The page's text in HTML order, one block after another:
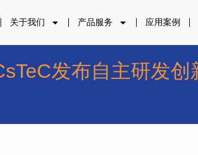
关于我们 产品服务 应用案例
发布自主研发